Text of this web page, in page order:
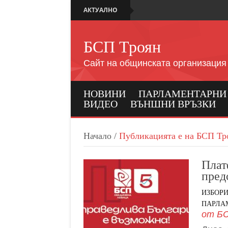
АКТУАЛНО
БСП Троян
Сайт на общинската организация
НОВИНИ ПАРЛАМЕНТАРНИ
ВИДЕО
ВЪНШНИ ВРЪЗКИ
Начало / Публикацията е на БСП
ИЗБОРИ
от